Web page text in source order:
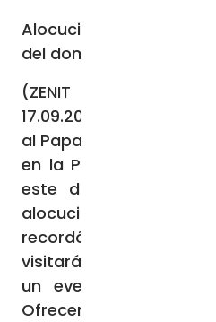
Alocución en ocasión
del domingo 17 de
(ZENIT Noticias /
17.09.2023).- 20 mil
al Papa para la oración
en la Plaza de San
este domingo 17 de
alocución y la
recordó que el
visitará Marsella,
un evento sobre
Ofrecemos a